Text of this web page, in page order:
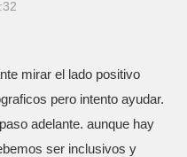
mirar el lado positivo
pero intento ayudar.
adelante. aunque hay
ser inclusivos y